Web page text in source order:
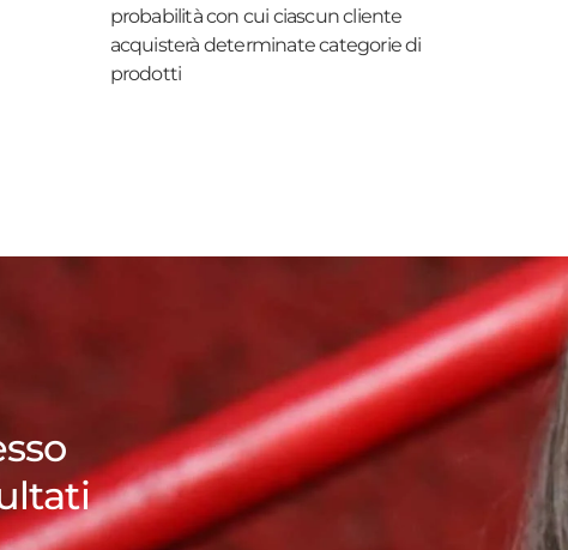
probabilità con cui ciascun cliente
acquisterà determinate categorie di
prodotti